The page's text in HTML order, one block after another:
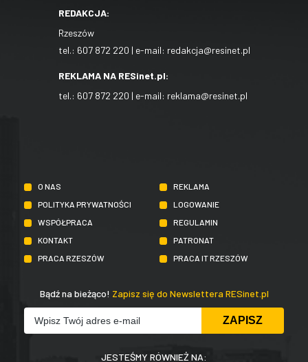
REDAKCJA:
Rzeszów
tel.: 607 872 220 | e-mail: redakcja@resinet.pl
REKLAMA NA RESinet.pl:
tel.: 607 872 220 | e-mail: reklama@resinet.pl
O NAS
REKLAMA
POLITYKA PRYWATNOŚCI
LOGOWANIE
WSPÓŁPRACA
REGULAMIN
KONTAKT
PATRONAT
PRACA RZESZÓW
PRACA IT RZESZÓW
Bądź na bieżąco! Zapisz się do Newslettera RESinet.pl
JESTEŚMY RÓWNIEŻ NA: